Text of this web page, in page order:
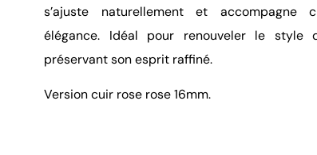
s’ajuste naturellement et accompagne
élégance. Idéal pour renouveler le
préservant son esprit raffiné.
Version cuir rose rose 16mm.